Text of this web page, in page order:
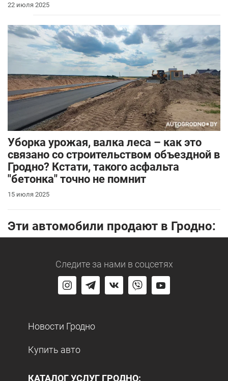
22 июля 2025
Уборка урожая, валка леса – как это
связано со строительством объездной в
Гродно? Кстати, такого асфальта
"бетонка" точно не помнит
15 июля 2025
Эти автомобили продают в Гродно:
Следите за нами в соцсетях
Новости Гродно
Купить авто
КАТАЛОГ УСЛУГ ГРОДНО: